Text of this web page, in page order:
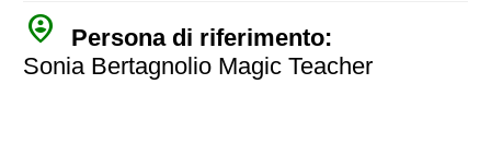
person_pin_circle
Persona di riferimento:
Sonia Bertagnolio Magic Teacher